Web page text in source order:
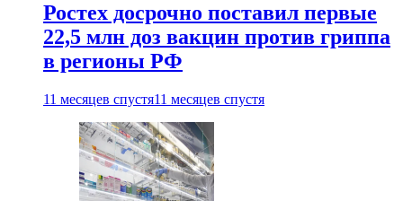
Ростех досрочно поставил первые
22,5 млн доз вакцин против гриппа
в регионы РФ
11 месяцев спустя11 месяцев спустя